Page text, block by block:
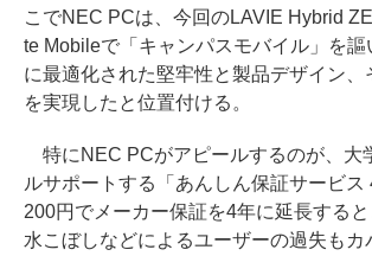
こでNEC PCは、今回のLAVIE Hybrid
te Mobileで「キャンパスモバイル」を謳
に最適化された堅牢性と製品デザイン、
を実現したと位置付ける。
特にNEC PCがアピールするのが、大
ルサポートする「あんしん保証サービス
200円でメーカー保証を4年に延長する
水こぼしなどによるユーザーの過失もカ